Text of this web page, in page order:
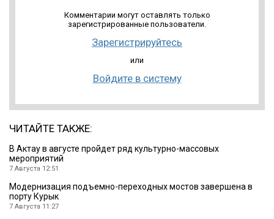
Комментарии могут оставлять только
зарегистрированные пользователи.
Зарегистрируйтесь
или
Войдите в систему
ЧИТАЙТЕ ТАКЖЕ:
В Актау в августе пройдет ряд культурно-массовых
мероприятий
7 Августа 12:51
Модернизация подъемно-переходных мостов завершена в
порту Курык
7 Августа 11:27